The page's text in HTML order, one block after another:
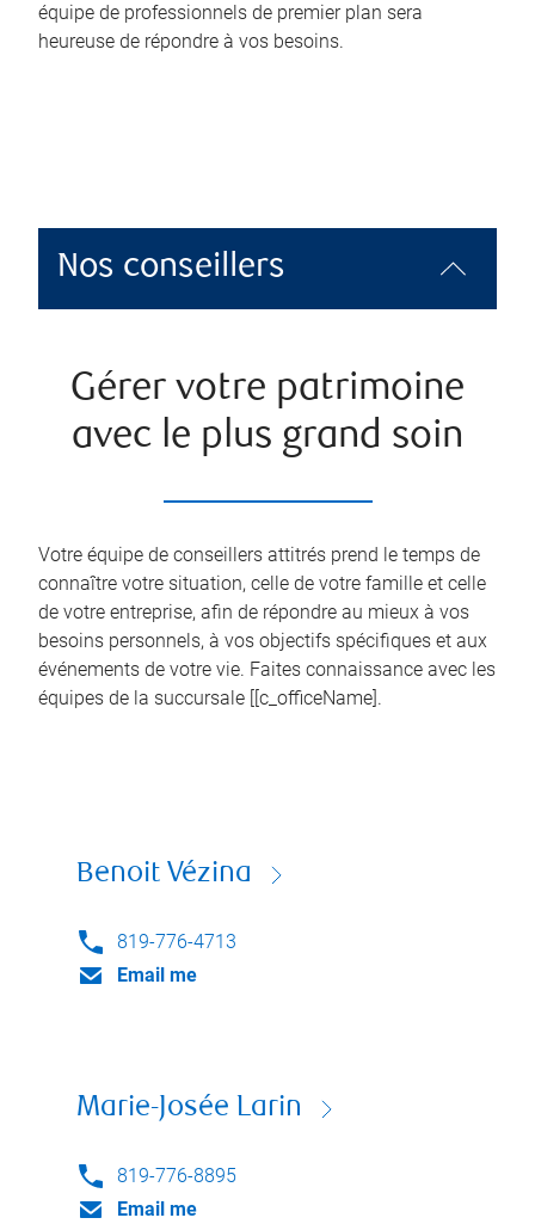
équipe de professionnels de premier plan sera
heureuse de répondre à vos besoins.
Nos conseillers
Gérer votre patrimoine
avec le plus grand soin
Votre équipe de conseillers attitrés prend le temps de
connaître votre situation, celle de votre famille et celle
de votre entreprise, afin de répondre au mieux à vos
besoins personnels, à vos objectifs spécifiques et aux
événements de votre vie. Faites connaissance avec les
équipes de la succursale [[c_officeName].
Benoit Vézina
819-776-4713
Email me
Marie-Josée Larin
819-776-8895
Email me